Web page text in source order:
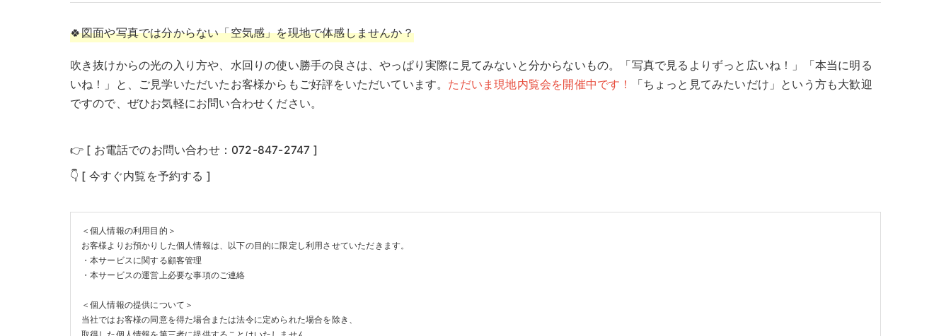
🍀図面や写真では分からない「空気感」を現地で体感しませんか？
吹き抜けからの光の入り方や、水回りの使い勝手の良さは、やっぱり実際に見てみないと分からないもの。「写真で見るよりずっと広いね！」「本当に明る
いね！」と、ご見学いただいたお客様からもご好評をいただいています。 ただいま現地内覧会を開催中です！
「ちょっと見てみたいだけ」という方も大歓迎
ですので、ぜひお気軽にお問い合わせください。
👉 [ お電話でのお問い合わせ：072-847-2747 ]
👇 [ 今すぐ内覧を予約する ]
＜個人情報の利用目的＞
お客様よりお預かりした個人情報は、以下の目的に限定し利用させていただきます。
・本サービスに関する顧客管理
・本サービスの運営上必要な事項のご連絡
＜個人情報の提供について＞
当社ではお客様の同意を得た場合または法令に定められた場合を除き、